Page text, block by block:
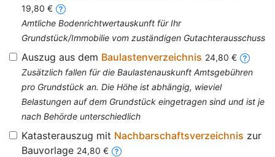
19,80 €
Amtliche Bodenrichtwertauskunft für Ihr
Grundstück/Immobilie vom zuständigen Gutachterausschuss
Auszug aus dem Baulastenverzeichnis 24,80 €
Zusätzlich fallen für die Baulastenauskunft Amtsgebühren
pro Grundstück an. Die Höhe ist abhängig, wieviel
Belastungen auf dem Grundstück eingetragen sind und ist je
nach Behörde unterschiedlich
Katasterauszug mit Nachbarschaftsverzeichnis zur
Bauvorlage 24,80 €